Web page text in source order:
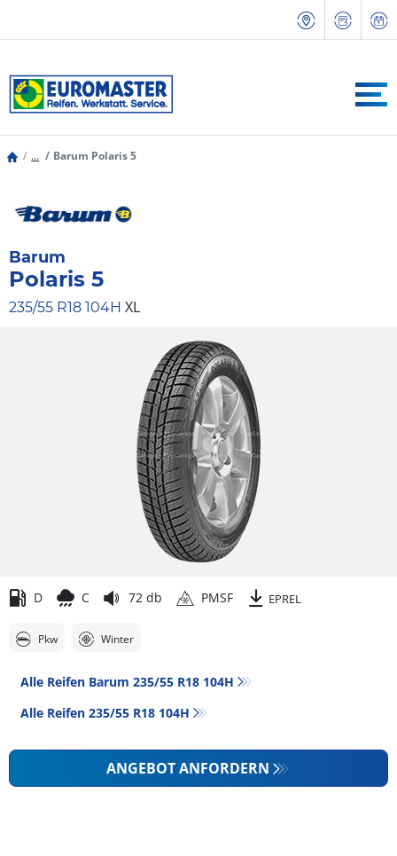
... Barum Polaris 5
Barum
Polaris 5
235/55 R18 104H XL
D C 72 db PMSF EPREL
Pkw Winter
Alle Reifen Barum 235/55 R18 104H
Alle Reifen‎ 235/55 R18 104H
ANGEBOT ANFORDERN